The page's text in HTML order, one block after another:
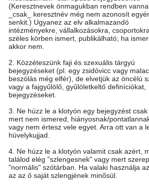
(Keresztnevek önmagukban rendben
_csak_ keresztnév még nem azonosít
senkit.) Ugyanez az elv alkalmazandó
intézményekre, vállalkozásokra,
széles körben ismert, publikálható; ha
akkor nem.
2. Közzéteszünk faji és szexuális tárgyú
bejegyzéseket (pl. egy zsidóvicc vagy
beszólás még elfér), de elvetjük az öncélú
vagy a fajgyűlölő, gyűlöletkeltő definíciókat,
bejegyzéseket.
3. Ne húzz le a klotyón egy bejegyzést csak
mert nem ismered, hiányosnak/
vagy nem értesz vele egyet. Arra ott van a
hüvelykujjad.
4. Ne húzz le a klotyón valamit csak azért,
találod elég "szlengesnek" vagy mert
"normális" szótárban. Ha valaki használja
az az ő saját szlengjének minősül.